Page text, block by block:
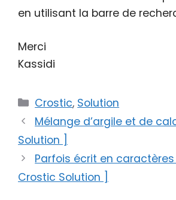
en utilisant la barre de
Merci
Kassidi
Catégories
Crostic, Solution
Mélange d’argile et de
Solution ]
Parfois écrit en caractères
Crostic Solution ]